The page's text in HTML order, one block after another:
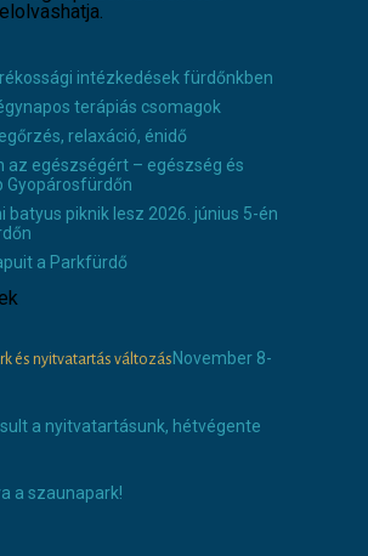
intézkedések fürdőnkben
terápiás csomagok
relaxáció, énidő
az egészségért – egészség és
Gyopárosfürdőn
batyus piknik lesz 2026. június 5-én
a Parkfürdő
és nyitvatartás változás November 8-
a nyitvatartásunk, hétvégente
a szaunapark!